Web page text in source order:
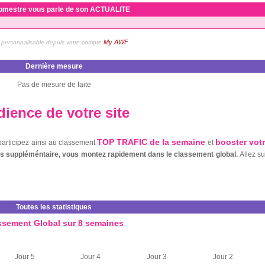
vous parle de son ACTUALITE
depuis votre compte My AWF
Dernière mesure
Pas de mesure de faite
de votre site
ainsi au classementTOP TRAFIC de la semaine et booster
vous montez rapidement dans le classement global. Allez
Toutes les statistiques
Global sur 8 semaines
Jour 5 Jour 4 Jour 3 Jour 2